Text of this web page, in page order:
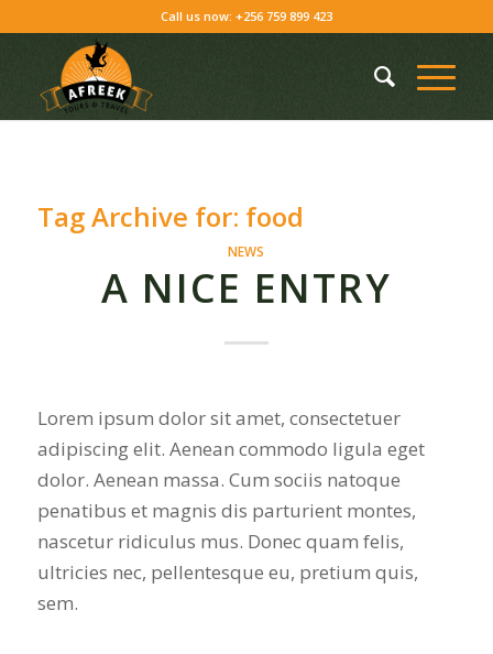
Call us now: +256 759 899 423
Tag Archive for: food
NEWS
A NICE ENTRY
Lorem ipsum dolor sit amet, consectetuer
adipiscing elit. Aenean commodo ligula eget
dolor. Aenean massa. Cum sociis natoque
penatibus et magnis dis parturient montes,
nascetur ridiculus mus. Donec quam felis,
ultricies nec, pellentesque eu, pretium quis,
sem.